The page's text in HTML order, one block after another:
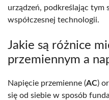
urządzeń, podkreślając tym
współczesnej technologii.
Jakie są różnice
przemiennym a
Napięcie przemienne (AC)
się od siebie w sposób